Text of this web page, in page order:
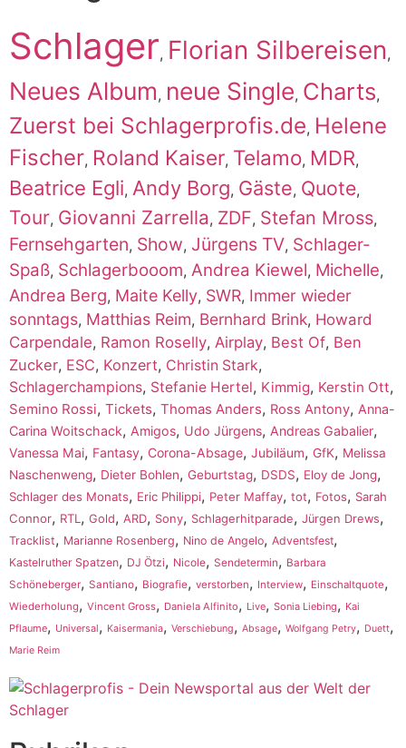
Schlager, Florian Silbereisen,
Neues Album, neue Single, Charts,
Zuerst bei Schlagerprofis.de, Helene
Fischer, Roland Kaiser, Telamo, MDR,
Beatrice Egli, Andy Borg, Gäste, Quote,
Tour, Giovanni Zarrella, ZDF, Stefan Mross,
Fernsehgarten, Show, Jürgens TV, Schlager-
Spaß, Schlagerbooom, Andrea Kiewel, Michelle,
Andrea Berg, Maite Kelly, SWR, Immer wieder
sonntags, Matthias Reim, Bernhard Brink, Howard
Carpendale, Ramon Roselly, Airplay, Best Of, Ben
Zucker, ESC, Konzert, Christin Stark,
Schlagerchampions, Stefanie Hertel, Kimmig, Kerstin Ott,
Semino Rossi, Tickets, Thomas Anders, Ross Antony, Anna-
Carina Woitschack, Amigos, Udo Jürgens, Andreas Gabalier,
Vanessa Mai, Fantasy, Corona-Absage, Jubiläum, GfK, Melissa
Naschenweng, Dieter Bohlen, Geburtstag, DSDS, Eloy de Jong,
Schlager des Monats, Eric Philippi, Peter Maffay, tot, Fotos, Sarah
Connor, RTL , Gold, ARD, Sony, Schlagerhitparade, Jürgen Drews,
Tracklist, Marianne Rosenberg, Nino de Angelo, Adventsfest,
Kastelruther Spatzen, DJ Ötzi, Nicole, Sendetermin, Barbara
Schöneberger, Santiano, Biografie, verstorben, Interview, Einschaltquote,
Wiederholung, Vincent Gross, Daniela Alfinito, Live, Sonia Liebing, Kai
Pflaume, Universal, Kaisermania, Verschiebung, Absage, Wolfgang Petry, Duett,
Marie Reim